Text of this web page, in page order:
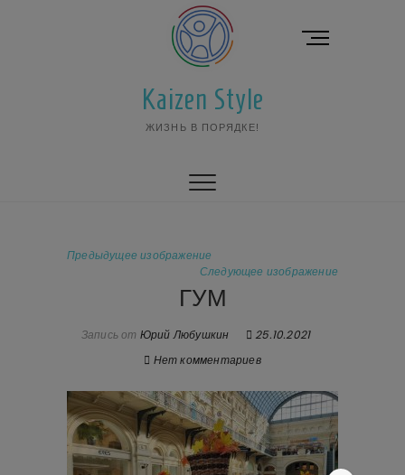
Kaizen Style
ЖИЗНЬ В ПОРЯДКЕ!
К
Предыдущее изображение
Следующее изображение
ГУМ
Запись от Юрий Любушкин
25.10.2021
Нет комментариев